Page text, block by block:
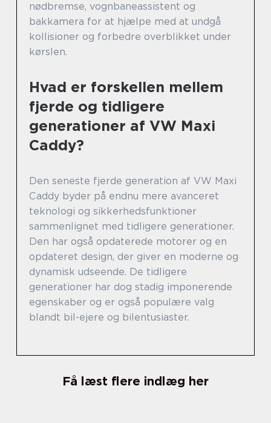
nødbremse, vognbaneassistent og
bakkamera for at hjælpe med at undgå
kollisioner og forbedre overblikket under
kørslen.
Hvad er forskellen mellem
fjerde og tidligere
generationer af VW Maxi
Caddy?
Den seneste fjerde generation af VW Maxi
Caddy byder på endnu mere avanceret
teknologi og sikkerhedsfunktioner
sammenlignet med tidligere generationer.
Den har også opdaterede motorer og en
opdateret design, der giver en moderne og
dynamisk udseende. De tidligere
generationer har dog stadig imponerende
egenskaber og er også populære valg
blandt bil-ejere og bilentusiaster.
Få læst flere indlæg her